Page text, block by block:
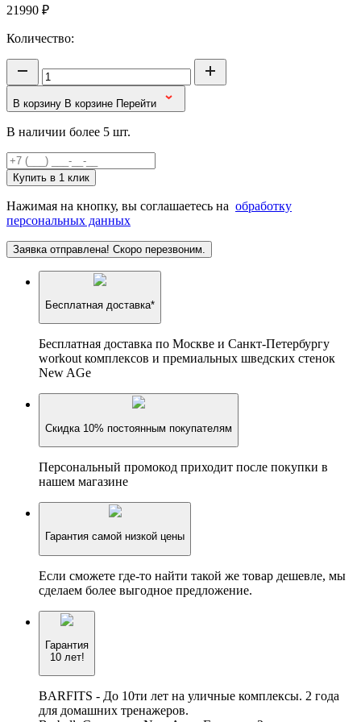
21990 ₽
Количество:
В корзину В корзине Перейти
В наличии более 5 шт.
Купить в 1 клик
Нажимая на кнопку, вы соглашаетесь на обработку
персональных данных
Заявка отправлена! Скоро перезвоним.
Бесплатная доставка*
Бесплатная доставка по Москве и Санкт-Петербургу
workout комплексов и премиальных шведских стенок
New AGe
Скидка 10% постоянным покупателям
Персональный промокод приходит после покупки в
нашем магазине
Гарантия самой низкой цены
Если сможете где-то найти такой же товар дешевле, мы
сделаем более выгодное предложение.
Гарантия
10 лет!
BARFITS - До 10ти лет на уличные комплексы. 2 года
для домашних тренажеров.